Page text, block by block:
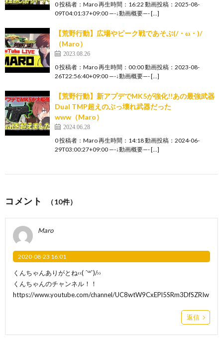
0 投稿者：Maro 再生時間：16:22 動画投稿：2025-08-
09T04:01:37+09:00 —-↓動画概要—- […]
【荒野行動】広場やピーク戦であそぶ(/・ω・)/
（Maro）
2023.08.26
0 投稿者：Maro 再生時間：00:00 動画投稿：2023-08-
26T22:56:40+09:00 —-↓動画概要—- […]
【荒野行動】新アプデでMK5が強化!!あの最強武器
Dual TMP超えのぶっ壊れ武器だった
www（Maro）
2024.06.28
0 投稿者：Maro 再生時間：14:18 動画投稿：2024-06-
29T03:00:27+09:00 —-↓動画概要—- […]
コメント （10件）
Maro
2020-08-23 16:01
くんちゃんありがとね‹‹( ´꒳`)/››
くんちゃんのチャンネル！！
https://www.youtube.com/channel/UC8wtW9CxEPl5SRm3DfSZRIw
返信